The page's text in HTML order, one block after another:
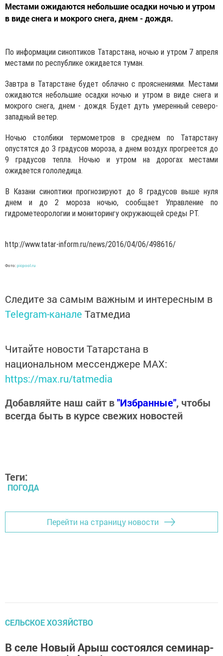
Местами ожидаются небольшие осадки ночью и утром
в виде снега и мокрого снега, днем - дождя.
По информации синоптиков Татарстана, ночью и утром 7 апреля
местами по республике ожидается туман.
Завтра в Татарстане будет облачно с прояснениями. Местами
ожидаются небольшие осадки ночью и утром в виде снега и
мокрого снега, днем - дождя. Будет дуть умеренный северо-
западный ветер.
Ночью столбики термометров в среднем по Татарстану
опустятся до 3 градусов мороза, а днем воздух прогреется до
9 градусов тепла. Ночью и утром на дорогах местами
ожидается гололедица.
В Казани синоптики прогнозируют до 8 градусов выше нуля
днем и до 2 мороза ночью, сообщает Управление по
гидрометеорологии и мониторингу окружающей среды РТ.
http://www.tatar-inform.ru/news/2016/04/06/498616/
Фото: picpool.ru
Следите за самым важным и интересным в
Telegram-канале Татмедиа
Читайте новости Татарстана в
национальном мессенджере MАХ:
https://max.ru/tatmedia
Добавляйте наш сайт в"Избранные", чтобы
всегда быть в курсе свежих новостей
Теги:
ПОГОДА
Перейти на страницу новости
CЕЛЬСКОЕ ХОЗЯЙСТВО
В селе Новый Арыш состоялся семинар-